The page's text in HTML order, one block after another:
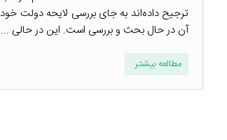
ترجیح داده‌اند به جای بررسی لایحه دولت
آن در حال بحث و بررسی است. این در حالی ...
مطالعه بیشتر